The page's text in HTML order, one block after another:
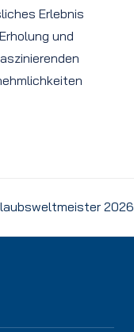
Erlebnis
und
2026